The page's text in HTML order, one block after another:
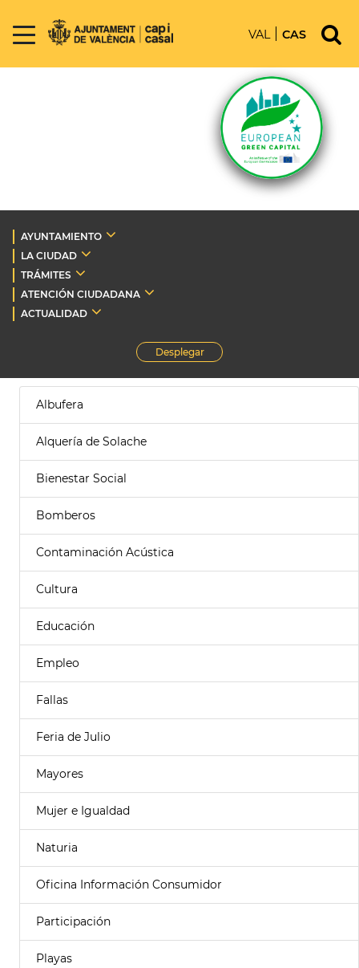
VAL CAS
AYUNTAMIENTO
LA CIUDAD
TRÁMITES
ATENCIÓN CIUDADANA
ACTUALIDAD
Desplegar
Albufera
Alquería de Solache
Bienestar Social
Bomberos
Contaminación Acústica
Cultura
Educación
Empleo
Fallas
Feria de Julio
Mayores
Mujer e Igualdad
Naturia
Oficina Información Consumidor
Participación
Playas